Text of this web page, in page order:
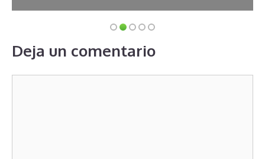
Deja un comentario